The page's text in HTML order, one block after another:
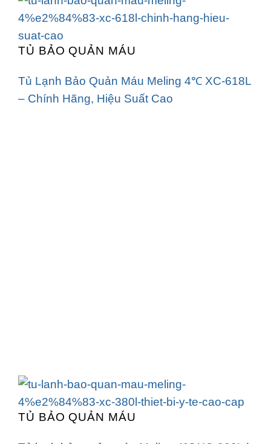
TỦ BẢO QUẢN MÁU
Tủ Lạnh Bảo Quản Máu Meling 4℃ XC-618L
– Chính Hãng, Hiệu Suất Cao
TỦ BẢO QUẢN MÁU